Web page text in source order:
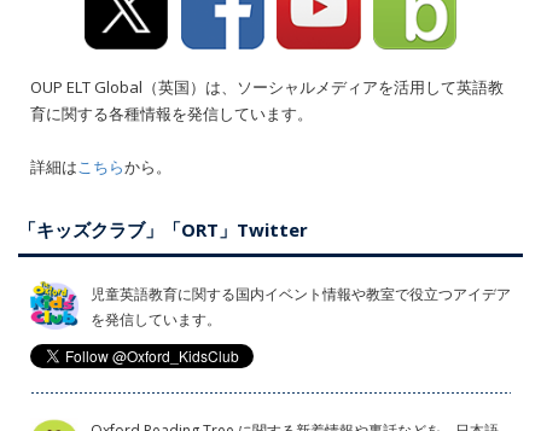
OUP ELT Global（英国）は、ソーシャルメディアを活用して英語教
育に関する各種情報を発信しています。
詳細はこちらから。
「キッズクラブ」「ORT」Twitter
児童英語教育に関する国内イベント情報や教室で役立つアイデア
を発信しています。